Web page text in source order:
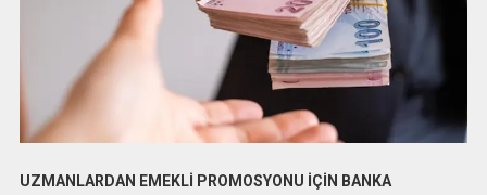
UZMANLARDAN EMEKLİ PROMOSYONU İÇİN BANKA